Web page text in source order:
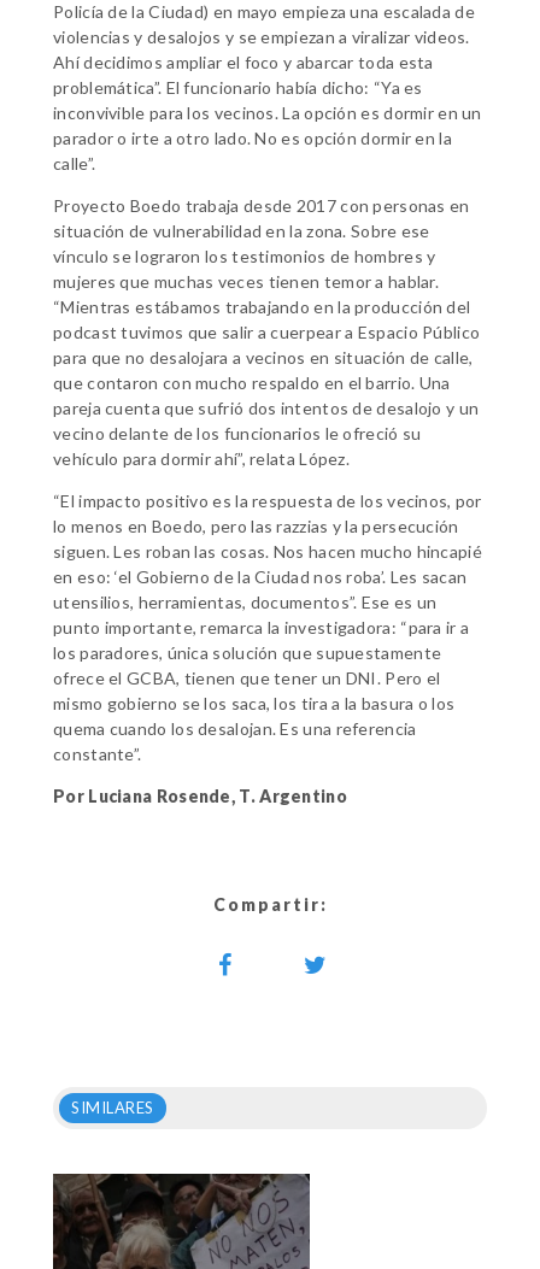
Policía de la Ciudad) en mayo empieza una escalada de
violencias y desalojos y se empiezan a viralizar videos.
Ahí decidimos ampliar el foco y abarcar toda esta
problemática”. El funcionario había dicho: “Ya es
inconvivible para los vecinos. La opción es dormir en un
parador o irte a otro lado. No es opción dormir en la
calle”.
Proyecto Boedo trabaja desde 2017 con personas en
situación de vulnerabilidad en la zona. Sobre ese
vínculo se lograron los testimonios de hombres y
mujeres que muchas veces tienen temor a hablar.
“Mientras estábamos trabajando en la producción del
podcast tuvimos que salir a cuerpear a Espacio Público
para que no desalojara a vecinos en situación de calle,
que contaron con mucho respaldo en el barrio. Una
pareja cuenta que sufrió dos intentos de desalojo y un
vecino delante de los funcionarios le ofreció su
vehículo para dormir ahí”, relata López.
“El impacto positivo es la respuesta de los vecinos, por
lo menos en Boedo, pero las razzias y la persecución
siguen. Les roban las cosas. Nos hacen mucho hincapié
en eso: ‘el Gobierno de la Ciudad nos roba’. Les sacan
utensilios, herramientas, documentos”. Ese es un
punto importante, remarca la investigadora: “para ir a
los paradores, única solución que supuestamente
ofrece el GCBA, tienen que tener un DNI. Pero el
mismo gobierno se los saca, los tira a la basura o los
quema cuando los desalojan. Es una referencia
constante”.
Por Luciana Rosende, T. Argentino
Compartir:
SIMILARES